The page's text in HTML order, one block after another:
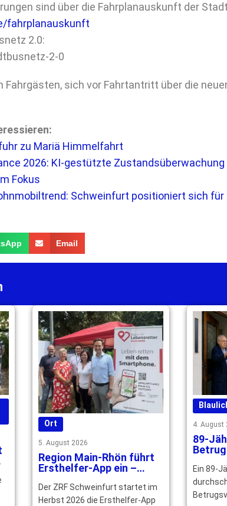
sind über die Fahrplanauskunft der
fahrplanauskunft
2.0:
2-0
Fahrgästen, sich vor Fahrtantritt über die
zu Mariä Himmelfahrt
2026: KI-gestützte Zustandsüberwachung
Fokus
Schweinfurt positioniert sich für
Email
Ort
5. August 2026
Region Main-Rhön führt
Ersthelfer-App ein –
gesucht
Der ZRF Schweinfurt startet im
Herbst 2026 die Ersthelfer-App
4. August
89-
Ein 89-